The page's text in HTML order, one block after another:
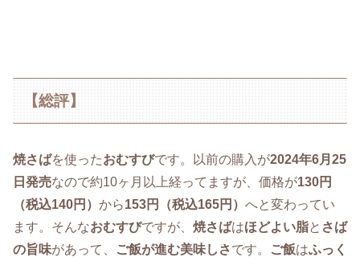
【総評】
焼さばを使ったおむすびです。以前の購入が2024年6月25
日発売なので約10ヶ月以上経ってますが、価格が130円
（税込140円） から153円（税込165円） へと変わってい
ます。そんなおむすびですが、 焼さばはほどよい脂と さば
の旨味があって、 ご飯が進む美味しさです。 ご飯はふっく